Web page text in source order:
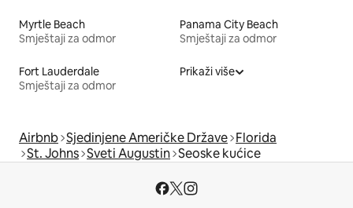
Myrtle Beach
Smještaji za odmor
Panama City Beach
Smještaji za odmor
Fort Lauderdale
Smještaji za odmor
Prikaži više
Airbnb Sjedinjene Američke Države Florida
St. Johns Sveti Augustin Seoske kućice